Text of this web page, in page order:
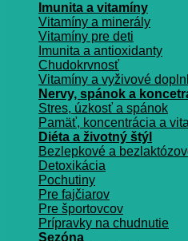
Imunita a vitamíny
Vitamíny a minerály
Vitamíny pre deti
Imunita a antioxidanty
Chudokrvnosť
Vitamíny a vyživové
Nervy, spánok a
Stres, úzkosť a spánok
Pamäť, koncentrácia a
Diéta a životný štýl
Bezlepkové a
Detoxikácia
Pochutiny
Pre fajčiarov
Pre športovcov
Prípravky na chudnutie
Sezóna